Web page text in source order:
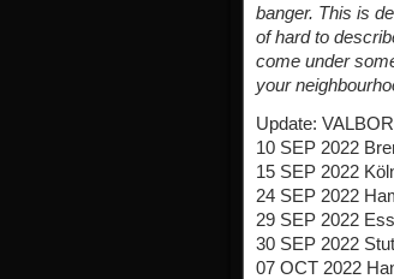
banger. This is
of hard to
come under
your
Update:
10 SEP 2022
15 SEP 2022
24 SEP 2022
29 SEP 2022
30 SEP 2022
07 OCT 2022